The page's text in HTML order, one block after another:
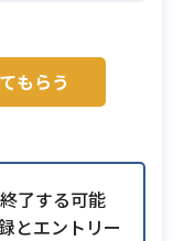
もらう
了する可能
とエントリー